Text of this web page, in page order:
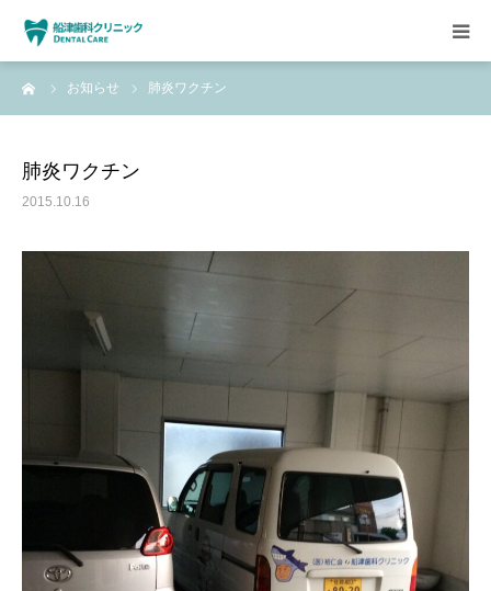
お知らせ 肺炎ワクチン
肺炎ワクチン
2015.10.16
HOME
求人情報